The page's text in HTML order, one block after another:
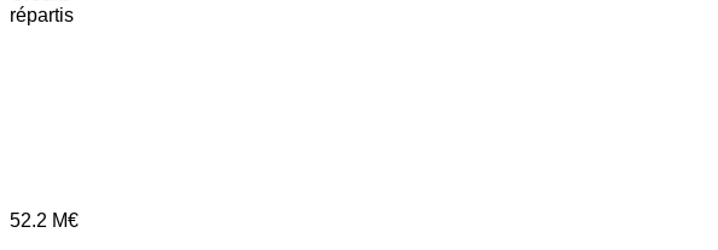
répartis
52.2 M€